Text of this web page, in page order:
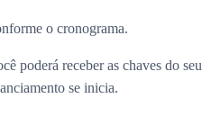
o cronograma.
poderá receber as chaves do seu
se inicia.